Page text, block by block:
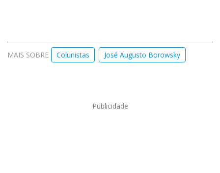
MAIS SOBRE Colunistas José Augusto Borowsky
Publicidade